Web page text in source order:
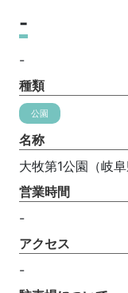
-
-
種類
公園
名称
大牧第1公園（岐阜
営業時間
-
アクセス
-